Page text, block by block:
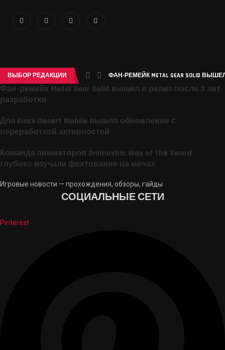
ВЫБОР РЕДАКЦИИ ФАН-РЕМЕЙК METAL GEAR SOLID
Фан-ремейк Metal Gear Solid вышел в релиз после 3 лет
разработки
Для Black Desert Mobile вышло обновление с
переработкой активностей
Команда аниматоров Onimusha: Way of the Sword
глубоко изучала фехтование на мечах
Игровые новости — прохождения, обзоры, гайды
СОЦИАЛЬНЫЕ СЕТИ
Pinterest